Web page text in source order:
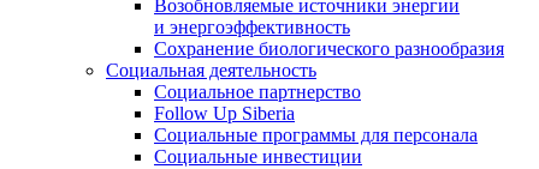
Возобновляемые источники энергии
и энергоэффективность
Сохранение биологического разнообразия
Социальная деятельность
Социальное партнерство
Follow Up Siberia
Социальные программы для персонала
Социальные инвестиции